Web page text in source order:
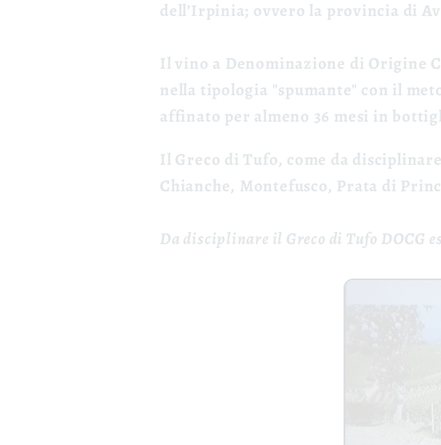
dell’Irpinia; ovvero la provincia di
Il vino a Denominazione di Origine
nella tipologia "spumante" con il
affinato per almeno 36 mesi in
Il Greco di Tufo, come da
Chianche, Montefusco, Prata di
Da disciplinare il Greco di Tufo DOCG